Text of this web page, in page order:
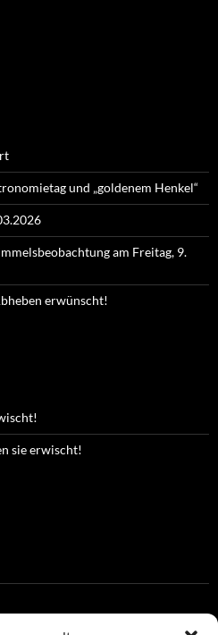
und „goldenem Henkel“
am Freitag, 9.
erwünscht!
sie erwischt!